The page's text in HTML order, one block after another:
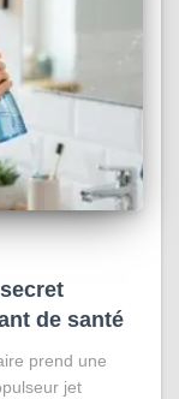
de santé
prend une
jet